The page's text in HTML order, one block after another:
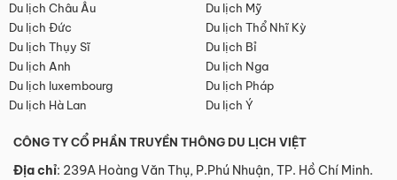
Du lịch Châu Âu
Du lịch Mỹ
Du lịch Đức
Du lịch Thổ Nhĩ Kỳ
Du lịch Thụy Sĩ
Du lịch Bỉ
Du lịch Anh
Du lịch Nga
Du lịch luxembourg
Du lịch Pháp
Du lịch Hà Lan
Du lịch Ý
CÔNG TY CỔ PHẦN TRUYỀN THÔNG DU LỊCH VIỆT
Địa chỉ: 239A Hoàng Văn Thụ, P.Phú Nhuận, TP. Hồ Chí Minh.